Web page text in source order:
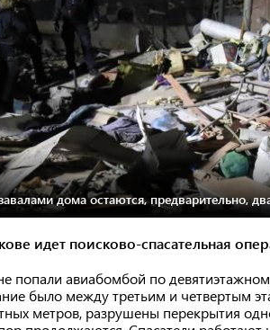
дома остаются, предварительно,
идет поисково-спасательная
попали авиабомбой по
было между третьим и четвертым
метров, разрушены перекрытия